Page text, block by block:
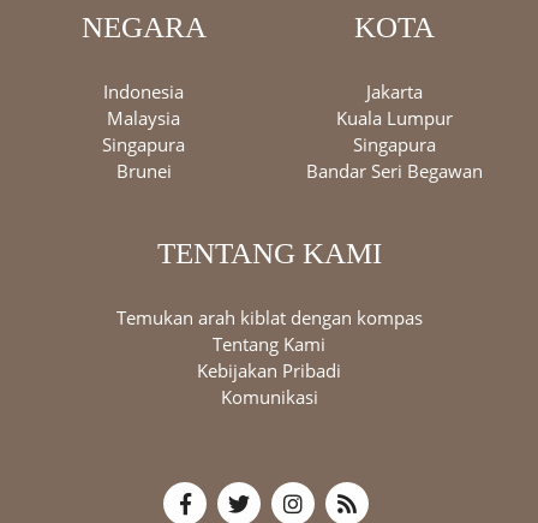
NEGARA
Indonesia
Malaysia
Singapura
Brunei
KOTA
Jakarta
Kuala Lumpur
Singapura
Bandar Seri Begawan
TENTANG KAMI
Temukan arah kiblat dengan kompas
Tentang Kami
Kebijakan Pribadi
Komunikasi